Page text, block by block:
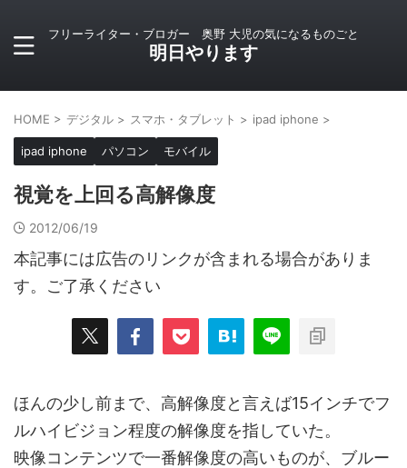
フリーライター・ブロガー 奥野 大児の気になるものごと
明日やります
HOME > デジタル > スマホ・タブレット > ipad iphone >
ipad iphone パソコン モバイル
視覚を上回る高解像度
2012/06/19
本記事には広告のリンクが含まれる場合がありま
す。ご了承ください
ほんの少し前まで、高解像度と言えば15インチでフ
ルハイビジョン程度の解像度を指していた。
映像コンテンツで一番解像度の高いものが、ブルー